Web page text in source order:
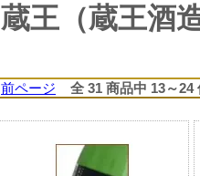
蔵王（蔵王酒造
前ページ 全 31 商品中 13～